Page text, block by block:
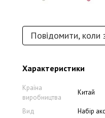
Повідомити, коли
Характеристики
Країна
виробництва
Китай
Вид
Набір